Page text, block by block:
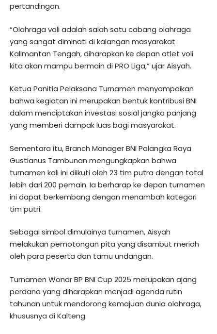
pertandingan.
“Olahraga voli adalah salah satu cabang olahraga
yang sangat diminati di kalangan masyarakat
Kalimantan Tengah, diharapkan ke depan atlet voli
kita akan mampu bermain di PRO Liga,” ujar Aisyah.
Ketua Panitia Pelaksana Turnamen menyampaikan
bahwa kegiatan ini merupakan bentuk kontribusi BNI
dalam menciptakan investasi sosial jangka panjang
yang memberi dampak luas bagi masyarakat.
Sementara itu, Branch Manager BNI Palangka Raya
Gustianus Tambunan mengungkapkan bahwa
turnamen kali ini diikuti oleh 23 tim putra dengan total
lebih dari 200 pemain. Ia berharap ke depan turnamen
ini dapat berkembang dengan menambah kategori
tim putri.
Sebagai simbol dimulainya turnamen, Aisyah
melakukan pemotongan pita yang disambut meriah
oleh para peserta dan tamu undangan.
Turnamen Wondr BP BNI Cup 2025 merupakan ajang
perdana yang diharapkan menjadi agenda rutin
tahunan untuk mendorong kemajuan dunia olahraga,
khususnya di Kalteng.